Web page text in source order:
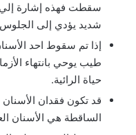
سقطت فهذه إشارة
شديد يؤدي إلى
إذا تم سقوط احد
طيب يوحي بانتهاء
حياة الرائية.
قد تكون فقدان الأسنان
الساقطة هي الأسنان